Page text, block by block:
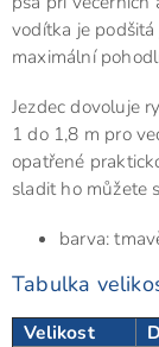
vodítka je podšitá
maximální
Jezdec dovoluje
1 do 1,8 m pro
opatřené
sladit ho můžete s
barva:
Tabulka
Velikost